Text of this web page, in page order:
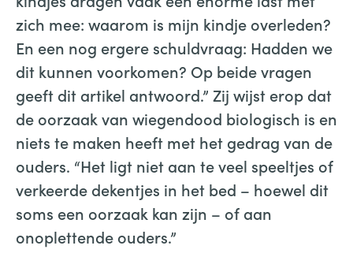
zich mee: waarom is mijn kindje overleden?
En een nog ergere schuldvraag: Hadden we
dit kunnen voorkomen? Op beide vragen
geeft dit artikel antwoord.” Zij wijst erop dat
de oorzaak van wiegendood biologisch is en
niets te maken heeft met het gedrag van de
ouders. “Het ligt niet aan te veel speeltjes of
verkeerde dekentjes in het bed – hoewel dit
soms een oorzaak kan zijn – of aan
onoplettende ouders.”